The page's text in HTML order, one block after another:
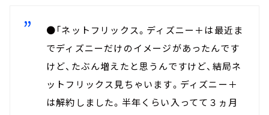
●「ネットフリックス。ディズニー＋は最近ま
でディズニーだけのイメージがあったんです
けど、たぶん増えたと思うんですけど、結局ネ
ットフリックス見ちゃいます。ディズニー＋
は解約しました。半年くらい入ってて３ヵ月